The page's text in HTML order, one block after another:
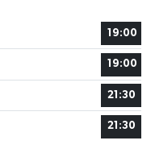
19:00
19:00
21:30
21:30